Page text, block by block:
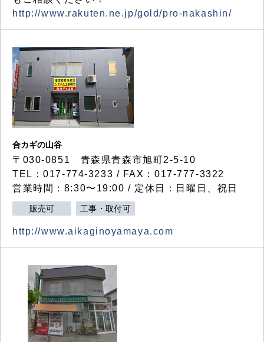
http://www.rakuten.ne.jp/gold/pro-nakashin/
合カギの山谷
〒030-0851 青森県青森市旭町2-5-10
TEL：017-774-3233 / FAX：017-777-3322
営業時間：8:30〜19:00 / 定休日：日曜日、祝日
販売可 工事・取付可
http://www.aikaginoyamaya.com